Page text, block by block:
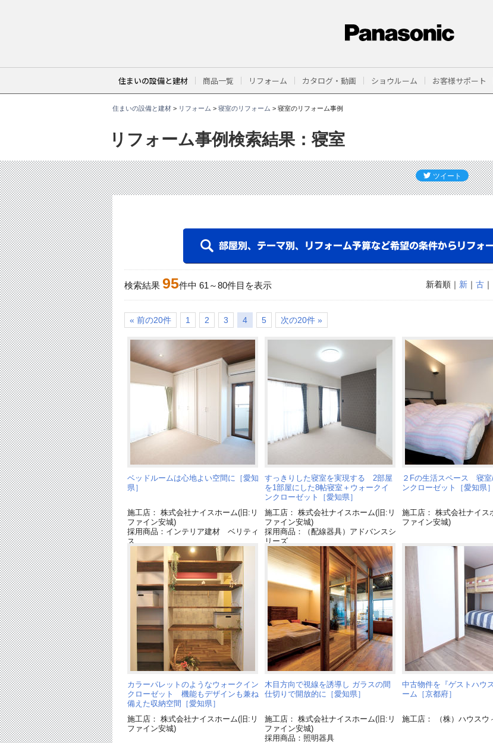
住まいの設備と建材 商品一覧 リフォーム カタログ・動画 ショウルーム お客様サポート
住まいの設備と建材> リフォーム > 寝室のリフォーム > 寝室のリフォーム事例
リフォーム事例検索結果：寝室
。
検索結果 95件中 61 ～80件目を表示 新着順｜ 新｜ 古｜
« 前の20件 1 2 3 4 5 次の20件 »
ベッドルームは心地よい空間に［愛知
県］
施工店： 株式会社ナイスホーム(旧:リ
ファイン安城)
採用商品：インテリア建材 ベリティ
ス
すっきりした寝室を実現する 2部屋
を1部屋にした8帖寝室＋ウォークイ
ンクローゼット［愛知県］
施工店： 株式会社ナイスホーム(旧:リ
ファイン安城)
採用商品：（配線器具）アドバンスシ
リーズ
２Fの生活スペース 寝室
ンクローゼット［愛知県］
施工店： 株式会社ナイス
ファイン安城)
カラーパレットのようなウォークイン
クローゼット 機能もデザインも兼ね
備えた収納空間［愛知県］
施工店： 株式会社ナイスホーム(旧:リ
ファイン安城)
木目方向で視線を誘導し ガラスの間
仕切りで開放的に［愛知県］
施工店： 株式会社ナイスホーム(旧:リ
ファイン安城)
採用商品：照明器具
中古物件を『ゲストハウ
ーム［京都府］
施工店： （株）ハウスウ